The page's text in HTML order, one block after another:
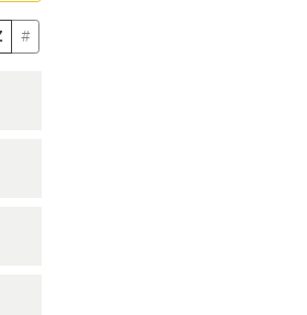
#